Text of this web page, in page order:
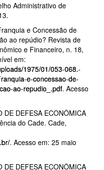
Administrativo de
e Concessão de
ao repúdio? Revista de
e Financeiro, n. 18,
em:
1975/01/053-068.-
e-concessao-de-
ao-repudio_.pdf. Acesso
DE DEFESA ECONÔMICA
do Cade. Cade,
. Acesso em: 25 maio
DE DEFESA ECONÔMICA